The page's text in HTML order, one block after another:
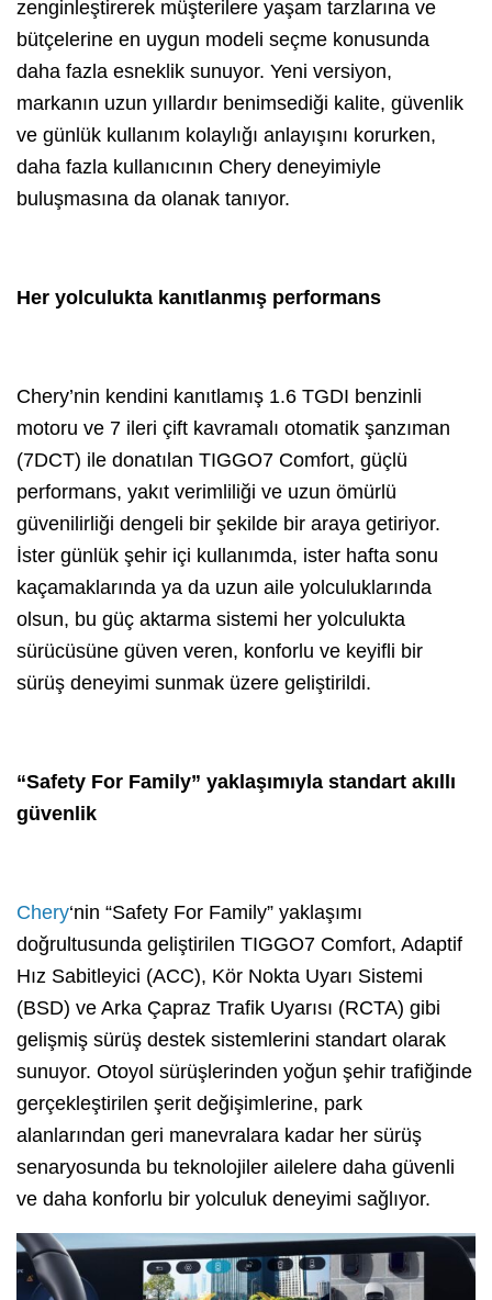
zenginleştirerek müşterilere yaşam tarzlarına ve
bütçelerine en uygun modeli seçme konusunda
daha fazla esneklik sunuyor. Yeni versiyon,
markanın uzun yıllardır benimsediği kalite, güvenlik
ve günlük kullanım kolaylığı anlayışını korurken,
daha fazla kullanıcının Chery deneyimiyle
buluşmasına da olanak tanıyor.
Her yolculukta kanıtlanmış performans
Chery’nin kendini kanıtlamış 1.6 TGDI benzinli
motoru ve 7 ileri çift kavramalı otomatik şanzıman
(7DCT) ile donatılan TIGGO7 Comfort, güçlü
performans, yakıt verimliliği ve uzun ömürlü
güvenilirliği dengeli bir şekilde bir araya getiriyor.
İster günlük şehir içi kullanımda, ister hafta sonu
kaçamaklarında ya da uzun aile yolculuklarında
olsun, bu güç aktarma sistemi her yolculukta
sürücüsüne güven veren, konforlu ve keyifli bir
sürüş deneyimi sunmak üzere geliştirildi.
“Safety For Family” yaklaşımıyla standart akıllı
güvenlik
Chery‘nin “Safety For Family” yaklaşımı
doğrultusunda geliştirilen TIGGO7 Comfort, Adaptif
Hız Sabitleyici (ACC), Kör Nokta Uyarı Sistemi
(BSD) ve Arka Çapraz Trafik Uyarısı (RCTA) gibi
gelişmiş sürüş destek sistemlerini standart olarak
sunuyor. Otoyol sürüşlerinden yoğun şehir trafiğinde
gerçekleştirilen şerit değişimlerine, park
alanlarından geri manevralara kadar her sürüş
senaryosunda bu teknolojiler ailelere daha güvenli
ve daha konforlu bir yolculuk deneyimi sağlıyor.